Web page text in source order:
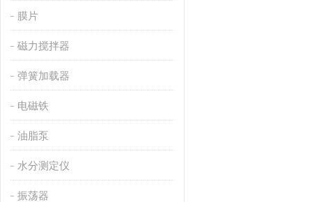
膜片
磁力搅拌器
弹簧加载器
电磁铁
油脂泵
水分测定仪
振荡器